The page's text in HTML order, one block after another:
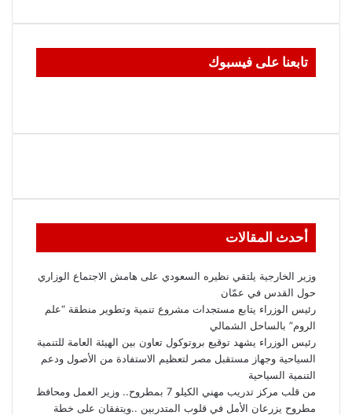
تابعنا على فيسبوك
أحدث المقالات
وزير الخارجية يلتقي نظيره السعودي على هامش الاجتماع الوزاري
حول القدس في عمّان
رئيس الوزراء يتابع مستجدات مشروع تنمية وتطوير منطقة “علم
الروم” بالساحل الشمالي
رئيس الوزراء يشهد توقيع بروتوكول تعاون بين الهيئة العامة للتنمية
السياحية وجهاز مستقبل مصر لتعظيم الاستفادة من الأصول ودعم
التنمية السياحية
من قلب مركز تدريب مهني الكيلو 7 بمطروح.. وزير العمل ومحافظ
مطروح يزرعان الأمل في قلوب المتدربين ..ويتفقان على خطة